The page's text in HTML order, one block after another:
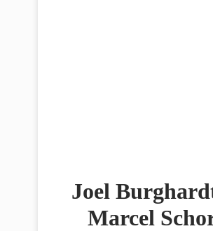
Joel
Marcel